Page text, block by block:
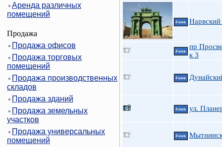
Аренда различных
помещений
Продажа
Продажа офисов
Продажа торговых
помещений
Продажа производственных
складов
Продажа зданий
Продажа земельных
участков
Продажа универсальных
помещений
4 ккв.
4 ккв.
пр
к 3
4 ккв.
4 ккв. ул.
4 ккв.